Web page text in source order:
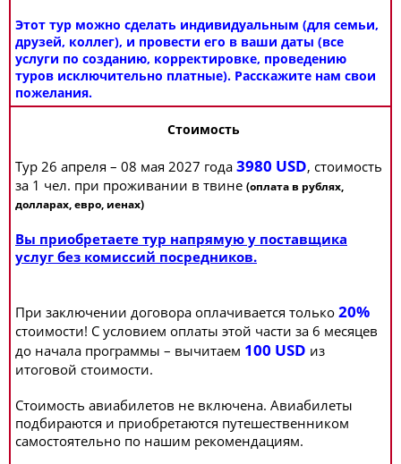
Этот тур можно сделать индивидуальным (для семьи,
друзей, коллег), и провести его в ваши даты (все
услуги по созданию, корректировке, проведению
туров исключительно платные). Расскажите нам свои
пожелания.
Стоимость
Тур 26 апреля – 08 мая 2027 года 3980 USD, стоимость
за 1 чел. при проживании в твине (оплата в рублях,
долларах, евро, иенах)
Вы приобретаете тур напрямую у поставщика
услуг без комиссий посредников.
При заключении договора оплачивается только 20%
стоимости! С условием оплаты этой части за 6 месяцев
до начала программы – вычитаем 100 USD из
итоговой стоимости.
Стоимость авиабилетов не включена. Авиабилеты
подбираются и приобретаются путешественником
самостоятельно по нашим рекомендациям.